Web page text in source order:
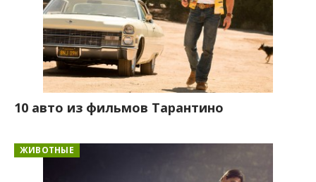
10 авто из фильмов Тарантино
ЖИВОТНЫЕ